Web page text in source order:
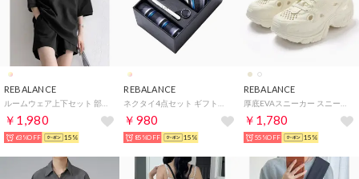
REBALANCE
￥1,980
63%OFF 15%
REBALANCE
￥980
85%OFF 15%
REBALANCE
￥1,780
55%OFF 15%